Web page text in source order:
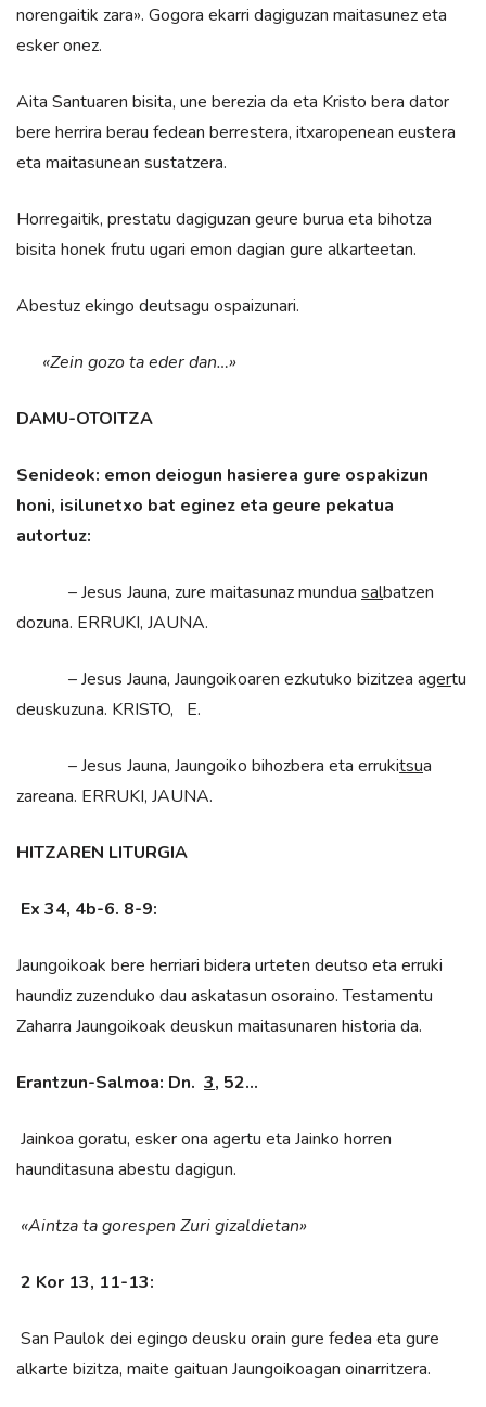
norengaitik zara». Gogora ekarri dagiguzan maitasunez eta
esker onez.
Aita Santuaren bisita, une berezia da eta Kristo bera dator
bere herrira berau fedean berrestera, itxaropenean eustera
eta maitasunean sustatzera.
Horregaitik, prestatu dagiguzan geure burua eta bihotza
bisita honek frutu ugari emon dagian gure alkarteetan.
Abestuz ekingo deutsagu ospaizunari.
«Zein gozo ta eder dan…»
DAMU-OTOITZA
Senideok: emon deiogun hasierea gure ospakizun
honi, isilunetxo bat eginez eta geure pekatua
autortuz:
– Jesus Jauna, zure maitasunaz mundua salbatzen
dozuna. ERRUKI, JAUNA.
– Jesus Jauna, Jaungoikoaren ezkutuko bizitzea agertu
deuskuzuna. KRISTO, E.
– Jesus Jauna, Jaungoiko bihozbera eta errukitsua
zareana. ERRUKI, JAUNA.
HITZAREN LITURGIA
Ex 34, 4b-6. 8-9:
Jaungoikoak bere herriari bidera urteten deutso eta erruki
haundiz zuzenduko dau askatasun osoraino. Testamentu
Zaharra Jaungoikoak deuskun maitasunaren historia da.
Erantzun-Salmoa: Dn. 3, 52…
Jainkoa goratu, esker ona agertu eta Jainko horren
haunditasuna abestu dagigun.
«Aintza ta gorespen Zuri gizaldietan»
2 Kor 13, 11-13:
San Paulok dei egingo deusku orain gure fedea eta gure
alkarte bizitza, maite gaituan Jaungoikoagan oinarritzera.